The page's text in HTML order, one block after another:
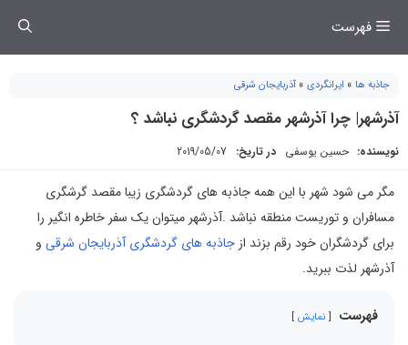
فهرست
جاذبه ها » ایرانگردی » آذربایجان شرقی
آذرشهر| چرا آذرشهر مقصد گردشگری نباشد ؟
نویسنده: حسین یوسفی در تاریخ: 2019/05/07
مگر می شود شهر با این همه جاذبه های گردشگری زیبا مقصد گرشگری
مسافران و توریست منطقه نباشد .آذرشهر میتوان یک سفر خاطره انگیر را
برای گردشگران خود رقم بزند از جاذبه های گردشگری آذربایجان شرقی و
آذرشهر لذت ببرید.
فهرست نمایش